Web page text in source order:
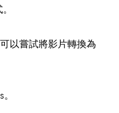
以嘗試將影片轉換為